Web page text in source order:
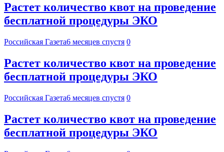
Растет количество квот на проведение
бесплатной процедуры ЭКО
Российская Газета6 месяцев спустя 0
Растет количество квот на проведение
бесплатной процедуры ЭКО
Российская Газета6 месяцев спустя 0
Растет количество квот на проведение
бесплатной процедуры ЭКО